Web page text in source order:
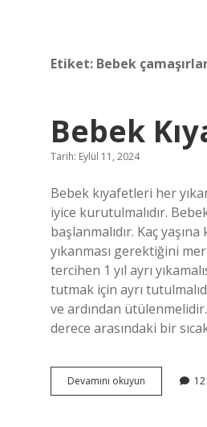
Etiket: Bebek
Bebek
Tarih: Eylül 11, 2024
Bebek kıyafetleri her
iyice kurutulmalıdır.
başlanmalıdır. Kaç
yıkanması gerektiğini
tercihen 1 yıl ayrı
tutmak için ayrı
ve ardından
derece arasındaki bir
Devamını okuyun
Kıyafetleri